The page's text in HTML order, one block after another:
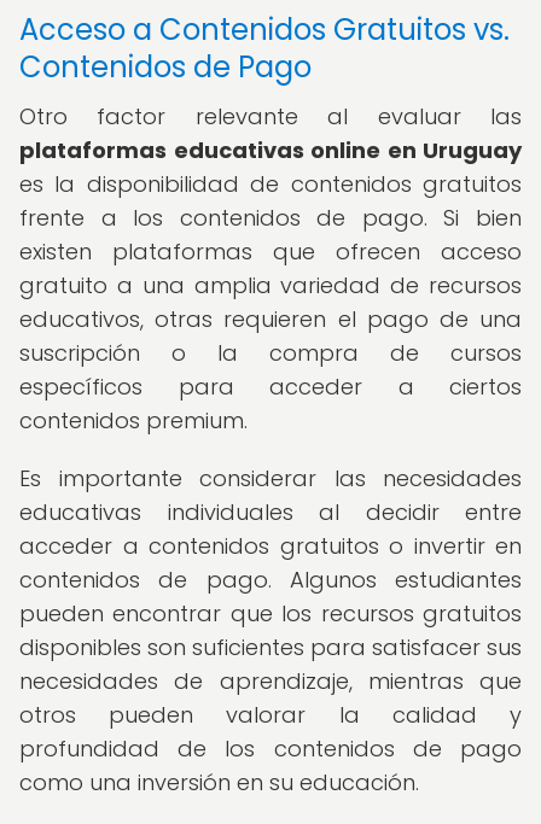
Acceso a Contenidos Gratuitos vs.
Contenidos de Pago
Otro factor relevante al evaluar las
plataformas educativas online en Uruguay
es la disponibilidad de contenidos gratuitos
frente a los contenidos de pago. Si bien
existen plataformas que ofrecen acceso
gratuito a una amplia variedad de recursos
educativos, otras requieren el pago de una
suscripción o la compra de cursos
específicos para acceder a ciertos
contenidos premium.
Es importante considerar las necesidades
educativas individuales al decidir entre
acceder a contenidos gratuitos o invertir en
contenidos de pago. Algunos estudiantes
pueden encontrar que los recursos gratuitos
disponibles son suficientes para satisfacer sus
necesidades de aprendizaje, mientras que
otros pueden valorar la calidad y
profundidad de los contenidos de pago
como una inversión en su educación.